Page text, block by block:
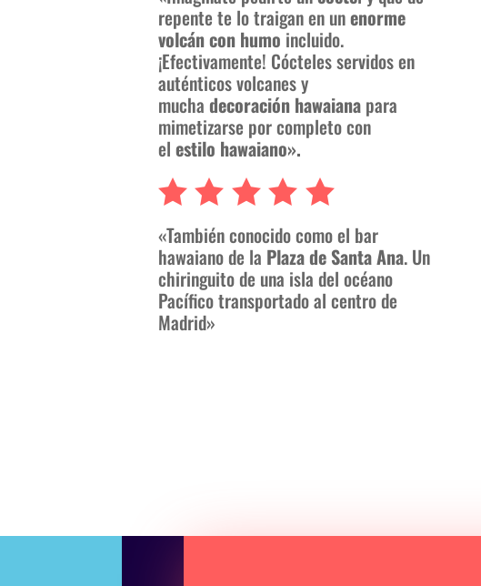
repente te lo traigan en unenorme
volcán con humo incluido.
¡Efectivamente! Cócteles servidos en
auténticos volcanes y
muchadecoración hawaiana para
mimetizarse por completo con
el estilo hawaiano».
«También conocido como el bar
hawaiano de la Plaza de Santa Ana. Un
chiringuito de una isla del océano
Pacífico transportado al centro de
Madrid»